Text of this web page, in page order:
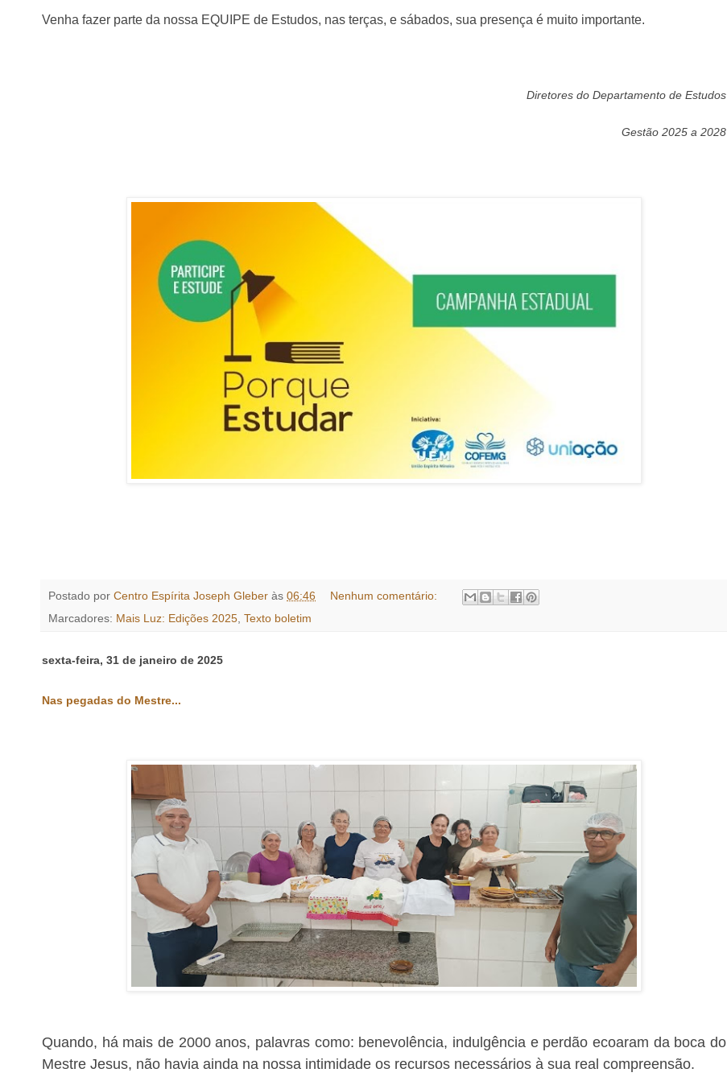
Venha fazer parte da nossa EQUIPE de Estudos, nas terças, e sábados, sua presença é muito importante.
Diretores do Departamento de Estudos
Gestão 2025 a 2028
Postado por Centro Espírita Joseph Gleber às 06:46
Nenhum comentário:
Marcadores: Mais Luz: Edições 2025 Texto boletim
sexta-feira, 31 de janeiro de 2025
Nas pegadas do Mestre...
Quando, há mais de 2000 anos, palavras como: benevolência, indulgência e perdão ecoaram da boca do
Mestre Jesus, não havia ainda na nossa intimidade os recursos necessários à sua real compreensão.